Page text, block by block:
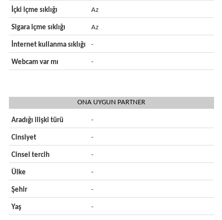
İçki içme sıklığı Az
Sigara içme sıklığı Az
İnternet kullanma sıklığı -
Webcam var mı -
ONA UYGUN PARTNER
Aradığı ilişki türü -
Cinsiyet -
Cinsel tercih -
Ülke -
Şehir -
Yaş -